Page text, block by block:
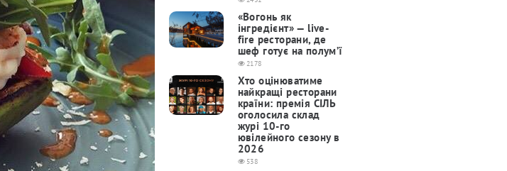
«Вогонь як
інгредієнт» — live-
fire ресторани, де
шеф готує на полум’ї
2178
Хто оцінюватиме
найкращі ресторани
країни: премія СІЛЬ
оголосила склад
журі 10-го
ювілейного сезону в
2026
538